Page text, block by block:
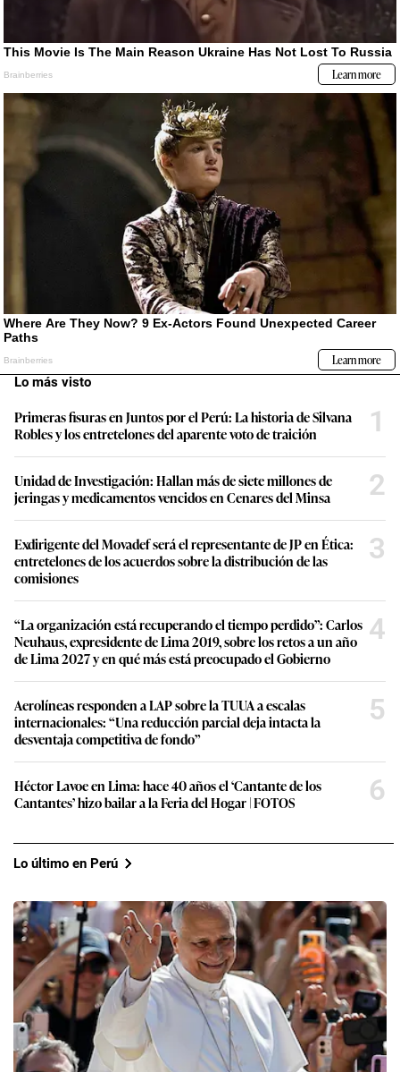
Lo más visto
Primeras fisuras en Juntos por el Perú: La historia de Silvana
Robles y los entretelones del aparente voto de traición
1
Unidad de Investigación: Hallan más de siete millones de
jeringas y medicamentos vencidos en Cenares del Minsa
2
Exdirigente del Movadef será el representante de JP en Ética:
entretelones de los acuerdos sobre la distribución de las
comisiones
3
“La organización está recuperando el tiempo perdido”: Carlos
Neuhaus, expresidente de Lima 2019, sobre los retos a un año
de Lima 2027 y en qué más está preocupado el Gobierno
4
Aerolíneas responden a LAP sobre la TUUA a escalas
internacionales: “Una reducción parcial deja intacta la
desventaja competitiva de fondo”
5
Héctor Lavoe en Lima: hace 40 años el ‘Cantante de los
Cantantes’ hizo bailar a la Feria del Hogar | FOTOS
6
Lo último en Perú